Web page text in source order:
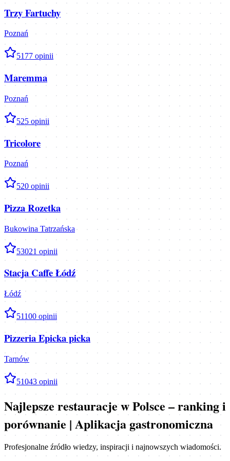
Trzy Fartuchy
Poznań
5177 opinii
Maremma
Poznań
525 opinii
Tricolore
Poznań
520 opinii
Pizza Rozetka
Bukowina Tatrzańska
53021 opinii
Stacja Caffe Łódź
Łódź
51100 opinii
Pizzeria Epicka picka
Tarnów
51043 opinii
Najlepsze restauracje w Polsce – ranking i
porównanie | Aplikacja gastronomiczna
Profesjonalne źródło wiedzy, inspiracji i najnowszych wiadomości.